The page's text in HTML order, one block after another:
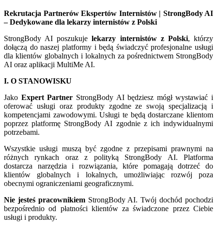
Rekrutacja Partnerów Ekspertów Internistów | StrongBody AI
– Dedykowane dla lekarzy internistów z Polski
StrongBody AI poszukujelekarzy internistów z Polski, którzy
dołączą do naszej platformy i będą świadczyć profesjonalne usługi
dla klientów globalnych i lokalnych za pośrednictwem StrongBody
AI oraz aplikacji MultiMe AI.
I. O STANOWISKU
Jako Expert Partner StrongBody AI będziesz mógł wystawiać i
oferować usługi oraz produkty zgodne ze swoją specjalizacją i
kompetencjami zawodowymi. Usługi te będą dostarczane klientom
poprzez platformę StrongBody AI zgodnie z ich indywidualnymi
potrzebami.
Wszystkie usługi muszą być zgodne z przepisami prawnymi na
różnych rynkach oraz z polityką StrongBody AI. Platforma
dostarcza narzędzia i rozwiązania, które pomagają dotrzeć do
klientów globalnych i lokalnych, umożliwiając rozwój poza
obecnymi ograniczeniami geograficznymi.
Nie jesteś pracownikiemStrongBody AI. Twój dochód pochodzi
bezpośrednio od płatności klientów za świadczone przez Ciebie
usługi i produkty.